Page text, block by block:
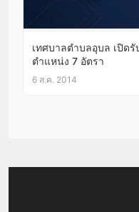
เทศบาลตำบลอุบล เปิด
ตำแหน่ง 7 อัตรา
6 ส.ค. 2014